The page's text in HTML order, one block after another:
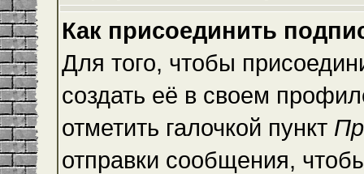
Как присоединить
Для того, чтобы
создать её в своем
отметить галочкой пункт
отправки сообщения,